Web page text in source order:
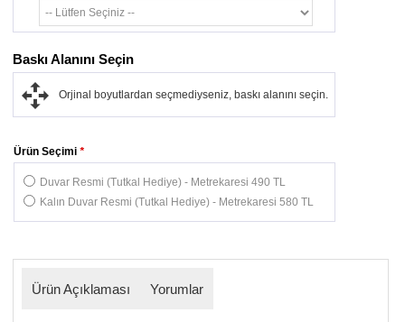
*
Ürün Seçimi
Duvar Resmi (Tutkal Hediye) - Metrekaresi 490 TL
Kalın Duvar Resmi (Tutkal Hediye) - Metrekaresi 580 TL
Baskı Alanını Seçin
Orjinal boyutlardan seçmediyseniz, baskı alanını seçin.
Ürün Açıklaması Yorumlar